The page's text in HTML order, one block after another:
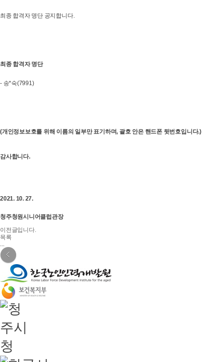
최종 합격자 명단 공지합니다.
최종 합격자 명단
- 송*숙(7991)
(개인정보보호를 위해 이름의 일부만 표기하며, 괄호 안은 핸드폰 뒷번호입니다.)
감사합니다.
2021. 10. 27.
청주청원시니어클럽관장
이전글입니다.
목록